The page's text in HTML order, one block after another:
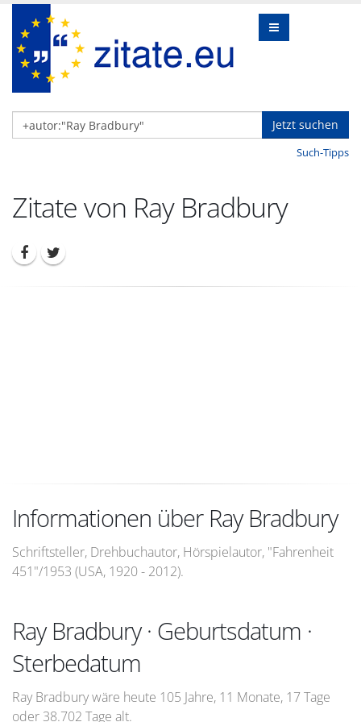
Jetzt suchen
Such-Tipps
Zitate von Ray Bradbury
Informationen über Ray Bradbury
Schriftsteller, Drehbuchautor, Hörspielautor, "Fahrenheit
451"/1953 (USA, 1920 - 2012).
Ray Bradbury · Geburtsdatum ·
Sterbedatum
Ray Bradbury wäre heute 105 Jahre, 11 Monate, 17 Tage
oder 38.702 Tage alt.